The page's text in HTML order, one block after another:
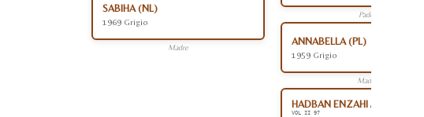
SABIHA (NL)
1969 Grigio
Madre
Padre
ANNABELLA (PL)
1959 Grigio
Madre
HADBAN ENZAHI /KAMEL
VOL II 97